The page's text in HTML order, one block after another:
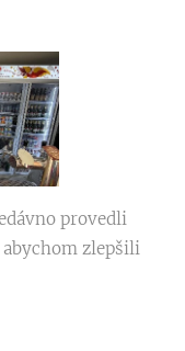
provedli
zlepšili